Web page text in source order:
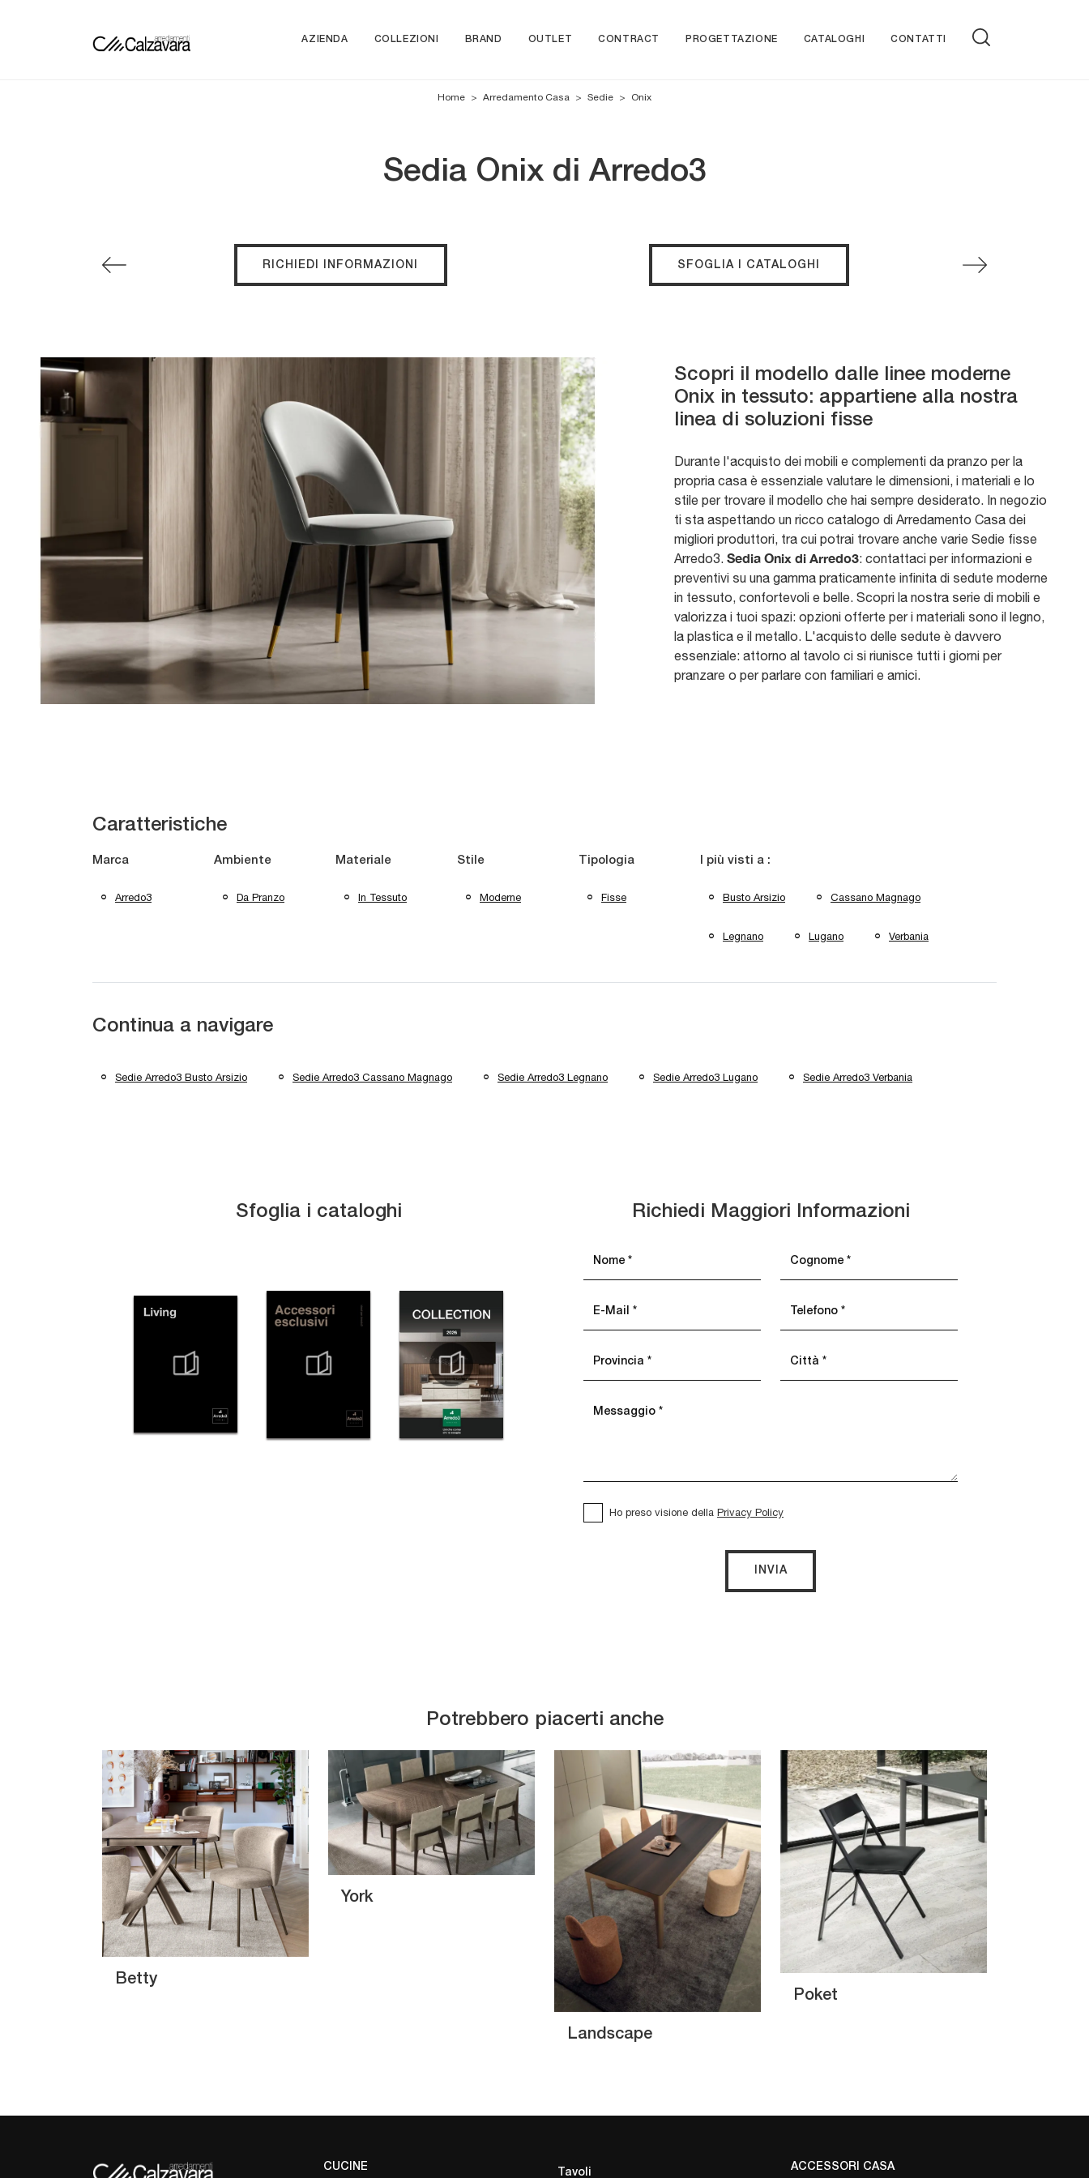
AZIENDA COLLEZIONI BRAND OUTLET CONTRACT PROGETTAZIONE CATALOGHI CONTATTI
Home > Arredamento Casa > Sedie > Onix
Sedia Onix di Arredo3
RICHIEDI INFORMAZIONI SFOGLIA I CATALOGHI
Scopri il modello dalle linee moderne
Onix in tessuto: appartiene alla nostra
linea di soluzioni fisse
Durante l'acquisto dei mobili e complementi da pranzo per la
propria casa è essenziale valutare le dimensioni, i materiali e lo
stile per trovare il modello che hai sempre desiderato. In negozio
ti sta aspettando un ricco catalogo di Arredamento Casa dei
migliori produttori, tra cui potrai trovare anche varie Sedie fisse
Arredo3. Sedia Onix di Arredo3: contattaci per informazioni e
preventivi su una gamma praticamente infinita di sedute moderne
in tessuto, confortevoli e belle. Scopri la nostra serie di mobili e
valorizza i tuoi spazi: opzioni offerte per i materiali sono il legno,
la plastica e il metallo. L'acquisto delle sedute è davvero
essenziale: attorno al tavolo ci si riunisce tutti i giorni per
pranzare o per parlare con familiari e amici.
Caratteristiche
Marca
Arredo3
Ambiente
Da Pranzo
Materiale
In Tessuto
Stile
Moderne
Tipologia
Fisse
I più visti a :
Busto Arsizio Cassano Magnago
Legnano Lugano Verbania
Continua a navigare
Sedie Arredo3 Busto Arsizio Sedie Arredo3 Cassano Magnago Sedie Arredo3 Legnano Sedie Arredo3 Lugano Sedie Arredo3 Verbania
Sfoglia i cataloghi Richiedi Maggiori Informazioni
Ho preso visione della Privacy Policy
INVIA
Potrebbero piacerti anche
Betty
York
Landscape
Poket
CUCINE
Tavoli
ACCESSORI CASA